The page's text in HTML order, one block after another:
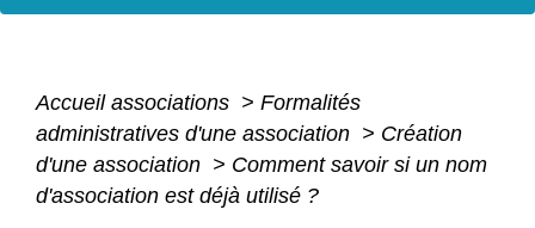
Accueil associations > Formalités
administratives d'une association > Création
d'une association > Comment savoir si un nom
d'association est déjà utilisé ?